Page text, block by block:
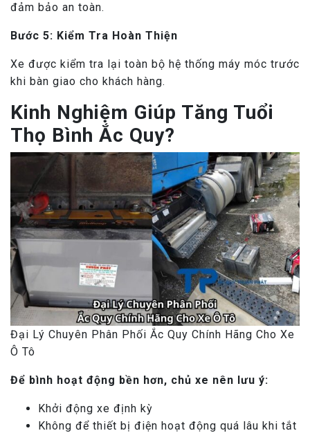
đảm bảo an toàn.
Bước 5: Kiểm Tra Hoàn Thiện
Xe được kiểm tra lại toàn bộ hệ thống máy móc trước
khi bàn giao cho khách hàng.
Kinh Nghiệm Giúp Tăng Tuổi
Thọ Bình Ắc Quy?
Đại Lý Chuyên Phân Phối Ắc Quy Chính Hãng Cho Xe
Ô Tô
Để bình hoạt động bền hơn, chủ xe nên lưu ý:
Khởi động xe định kỳ
Không để thiết bị điện hoạt động quá lâu khi tắt